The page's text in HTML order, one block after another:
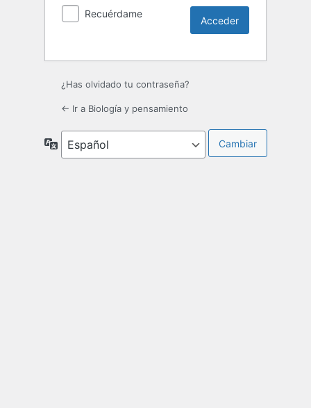
Recuérdame
¿Has olvidado tu contraseña?
← Ir a Biología y pensamiento
Idioma